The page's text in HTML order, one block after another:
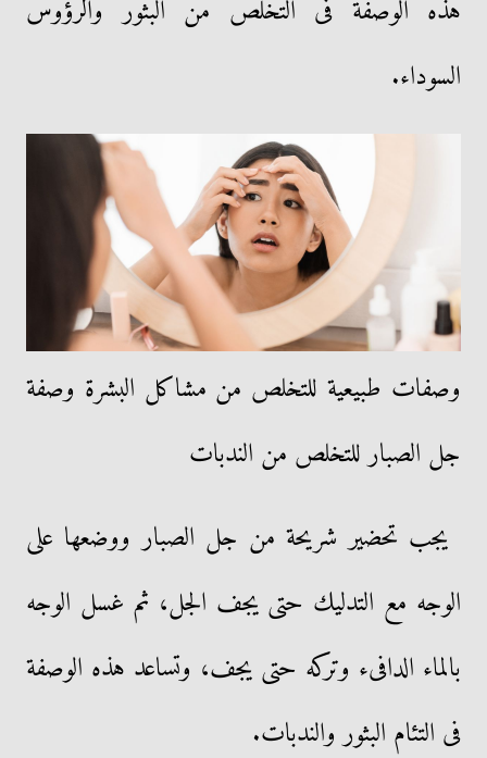
هذه الوصفة فى التخلص من البثور والرؤوس
السوداء.
وصفات طبيعية للتخلص من مشاكل البشرة وصفة
جل الصبار للتخلص من الندبات
يجب تحضير شريحة من جل الصبار ووضعها على
الوجه مع التدليك حتى يجف الجل، ثم غسل الوجه
بالماء الدافىء وتركه حتى يجف، وتساعد هذه الوصفة
فى التئام البثور والندبات.